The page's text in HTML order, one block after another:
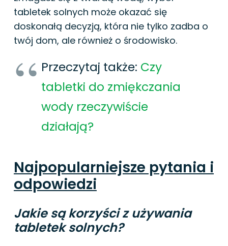
tabletek solnych może okazać się
doskonałą decyzją, która nie tylko zadba o
twój dom, ale również o środowisko.
Przeczytaj także: Czy
tabletki do zmiękczania
wody rzeczywiście
działają?
Najpopularniejsze pytania i
odpowiedzi
Jakie są korzyści z używania
tabletek solnych?